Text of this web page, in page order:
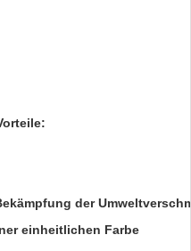
der
einheitlichen Farbe